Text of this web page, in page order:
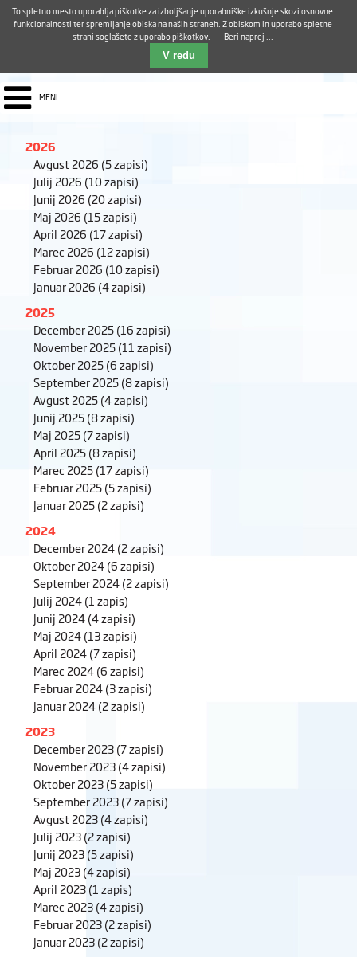
E-pošta ZUDV
Iskalnik
MENI
2026
Avgust 2026 (5 zapisi)
Julij 2026 (10 zapisi)
Junij 2026 (20 zapisi)
Maj 2026 (15 zapisi)
April 2026 (17 zapisi)
Marec 2026 (12 zapisi)
Februar 2026 (10 zapisi)
Januar 2026 (4 zapisi)
2025
December 2025(16 zapisi)
November 2025(11 zapisi)
Oktober 2025(6 zapisi)
September 2025(8 zapisi)
Avgust 2025(4 zapisi)
Junij 2025(8 zapisi)
Maj 2025(7 zapisi)
April 2025(8 zapisi)
Marec 2025(17 zapisi)
Februar 2025(5 zapisi)
Januar 2025(2 zapisi)
2024
December 2024(2 zapisi)
Oktober 2024(6 zapisi)
September 2024(2 zapisi)
Julij 2024(1 zapis)
Junij 2024(4 zapisi)
Maj 2024(13 zapisi)
April 2024(7 zapisi)
Marec 2024(6 zapisi)
Februar 2024(3 zapisi)
Januar 2024(2 zapisi)
2023
December 2023(7 zapisi)
November 2023(4 zapisi)
Oktober 2023(5 zapisi)
September 2023(7 zapisi)
Avgust 2023(4 zapisi)
Julij 2023(2 zapisi)
Junij 2023(5 zapisi)
Maj 2023(4 zapisi)
April 2023(1 zapis)
Marec 2023(4 zapisi)
Februar 2023(2 zapisi)
Januar 2023(2 zapisi)
To spletno mesto uporablja piškotke za izboljšanje uporabniške izkušnje skozi osnovne
funkcionalnosti ter spremljanje obiska na naših straneh. Z obiskom in uporabo spletne
strani soglašete z uporabo piškotkov.
Beri naprej ...
V redu